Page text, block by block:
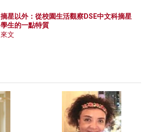
摘星以外：從校園生活觀察DSE中文科摘星
學生的一點特質
來文